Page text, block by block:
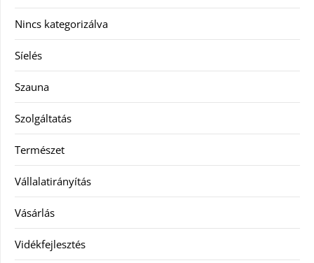
Nincs kategorizálva
Síelés
Szauna
Szolgáltatás
Természet
Vállalatirányítás
Vásárlás
Vidékfejlesztés